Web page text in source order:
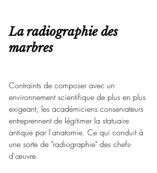
La radiographie des
marbres
Contraints de composer avec un
environnement scientifique de plus en plus
exigeant, les académiciens conservateurs
entreprennent de légitimer la statuaire
antique par l'anatomie. Ce qui conduit à
une sorte de "radiographie" des chefs-
d'œuvre.